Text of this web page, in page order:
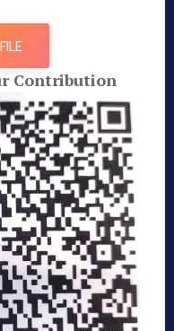
Contribution